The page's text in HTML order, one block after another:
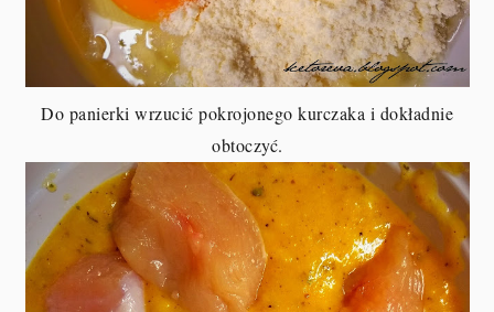
Do panierki wrzucić pokrojonego kurczaka i dokładnie
obtoczyć.